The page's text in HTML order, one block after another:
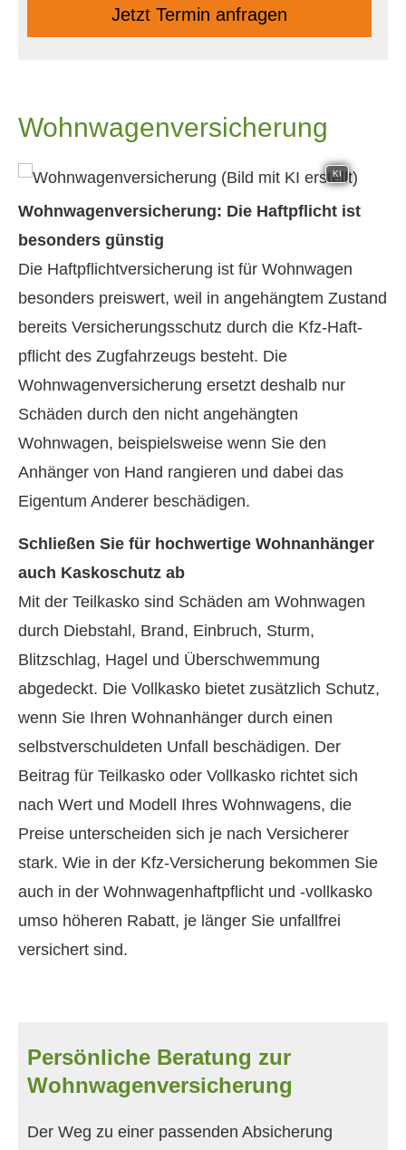
Jetzt Termin anfragen
Wohnwagenversicherung
KI
Wohnwagenversicherung: Die Haft­pflicht ist
besonders günstig
Die Haft­pflichtversicherung ist für Wohnwagen
besonders preiswert, weil in angehängtem Zustand
bereits Versicherungsschutz durch die Kfz-Haft­
pflicht des Zugfahrzeugs besteht. Die
Wohnwagenversicherung ersetzt deshalb nur
Schäden durch den nicht angehängten
Wohnwagen, beispielsweise wenn Sie den
Anhänger von Hand rangieren und dabei das
Eigentum Anderer beschädigen.
Schließen Sie für hochwertige Wohnanhänger
auch Kaskoschutz ab
Mit der Teilkasko sind Schäden am Wohnwagen
durch Diebstahl, Brand, Einbruch, Sturm,
Blitzschlag, Hagel und Überschwemmung
abgedeckt. Die Vollkasko bietet zusätzlich Schutz,
wenn Sie Ihren Wohnanhänger durch einen
selbstverschuldeten Unfall beschädigen. Der
Beitrag für Teilkasko oder Vollkasko richtet sich
nach Wert und Modell Ihres Wohnwagens, die
Preise unterscheiden sich je nach Versicherer
stark. Wie in der Kfz-Versicherung bekommen Sie
auch in der Wohnwagenhaftpflicht und -vollkasko
umso höheren Rabatt, je länger Sie unfallfrei
versichert sind.
Persönliche Beratung zur
Wohnwagenversicherung
Der Weg zu einer passenden Absicherung